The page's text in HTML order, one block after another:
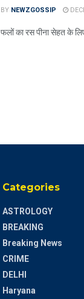
BY NEWZGOSSIP
फलों का रस पीना सेहत के
Categories
ASTROLOGY
BREAKING
Breaking News
CRIME
DELHI
Haryana